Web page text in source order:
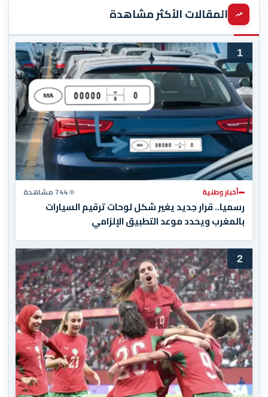
المقالات الأكثر مشاهدة
1
أخبار وطنية 744 مشاهدة
رسميا.. قرار جديد يغير شكل لوحات ترقيم السيارات
بالمغرب ويحدد موعد التطبيق الإلزامي
2